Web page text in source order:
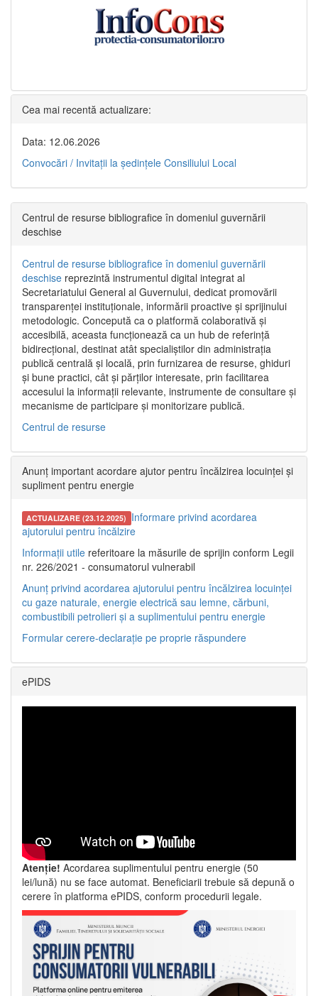
Cea mai recentă actualizare:
Data: 12.06.2026
Convocări / Invitaţii la şedinţele Consiliului Local
Centrul de resurse bibliografice în domeniul guvernării
deschise
Centrul de resurse bibliografice în domeniul guvernării
deschise reprezintă instrumentul digital integrat al
Secretariatului General al Guvernului, dedicat promovării
transparenței instituționale, informării proactive și sprijinului
metodologic. Concepută ca o platformă colaborativă și
accesibilă, aceasta funcționează ca un hub de referință
bidirecțional, destinat atât specialiștilor din administrația
publică centrală și locală, prin furnizarea de resurse, ghiduri
și bune practici, cât și părților interesate, prin facilitarea
accesului la informații relevante, instrumente de consultare și
mecanisme de participare și monitorizare publică.
Centrul de resurse
Anunț important acordare ajutor pentru încălzirea locuinței și
supliment pentru energie
ACTUALIZARE (23.12.2025) Informare privind acordarea
ajutorului pentru încălzire
Informații utile referitoare la măsurile de sprijin conform Legii
nr. 226/2021 - consumatorul vulnerabil
Anunț privind acordarea ajutorului pentru încălzirea locuinței
cu gaze naturale, energie electrică sau lemne, cărbuni,
combustibili petrolieri și a suplimentului pentru energie
Formular cerere-declarație pe proprie răspundere
ePIDS
Atenție! Acordarea suplimentului pentru energie (50
lei/lună) nu se face automat. Beneficiarii trebuie să depună o
cerere în platforma ePIDS, conform procedurii legale.